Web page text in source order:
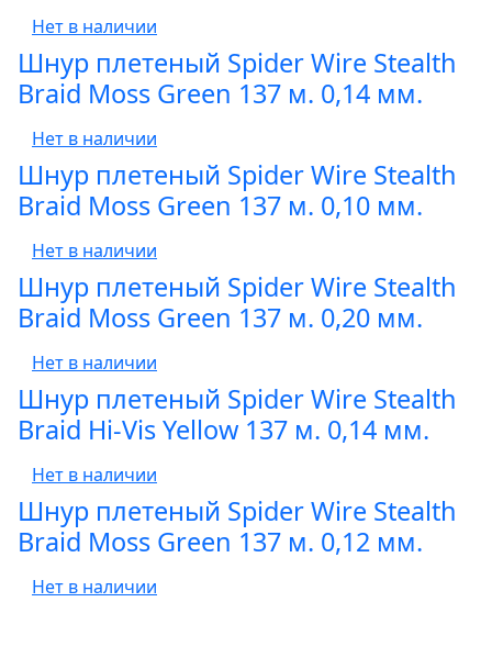
Нет в наличии
Шнур плетеный Spider Wire Stealth
Braid Moss Green 137 м. 0,14 мм.
Нет в наличии
Шнур плетеный Spider Wire Stealth
Braid Moss Green 137 м. 0,10 мм.
Нет в наличии
Шнур плетеный Spider Wire Stealth
Braid Moss Green 137 м. 0,20 мм.
Нет в наличии
Шнур плетеный Spider Wire Stealth
Braid Hi-Vis Yellow 137 м. 0,14 мм.
Нет в наличии
Шнур плетеный Spider Wire Stealth
Braid Moss Green 137 м. 0,12 мм.
Нет в наличии